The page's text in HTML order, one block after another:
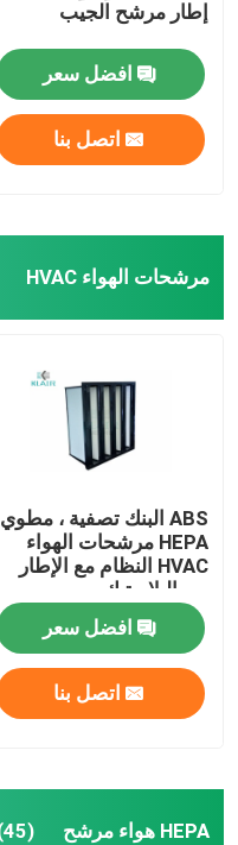
إطار مرشح الجيب
افضل سعر
اتصل بنا
مرشحات الهواء HVAC
ABS البنك تصفية ، مطوي
HEPA مرشحات الهواء
HVAC النظام مع الإطار
من البلاستيك
افضل سعر
اتصل بنا
HEPA هواء مرشح (45)